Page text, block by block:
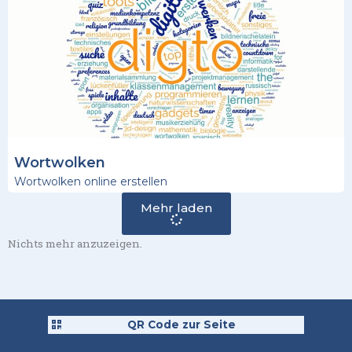
Wortwolken
Wortwolken online erstellen
Mehr laden
Nichts mehr anzuzeigen.
QR Code zur Seite